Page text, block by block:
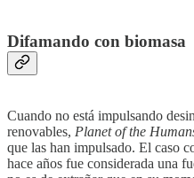
Difamando con biomasa
Cuando no está impulsando
renovables, Planet of the
que las han impulsado. El caso
hace años fue considerada una